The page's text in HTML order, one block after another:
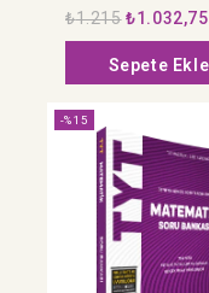
0
5
üzerinden
₺1.215 ₺1.032,75
Sepete Ekle
-%15